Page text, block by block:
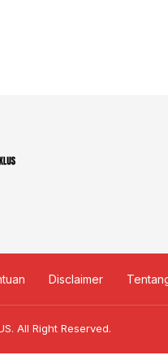
Disclaimer
. All Right Reserved.